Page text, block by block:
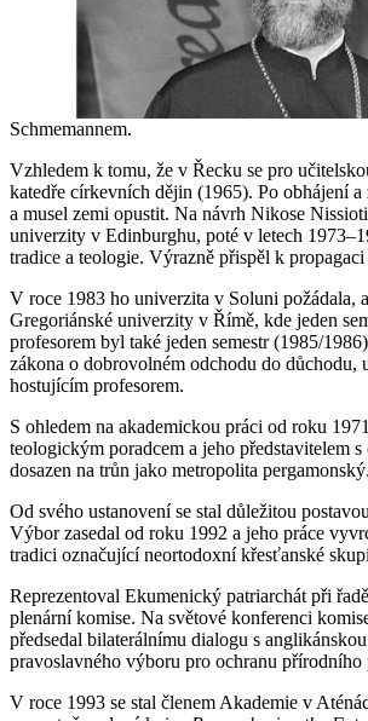
Schmemannem.
Vzhledem k tomu, že v Řecku se pro
katedře církevních dějin (1965). Po obhájení
a musel zemi opustit. Na návrh Nikose
univerzity v Edinburghu, poté v letech
tradice a teologie. Výrazně přispěl k
V roce 1983 ho univerzita v Soluni požádala,
Gregoriánské univerzity v Římě, kde jeden
profesorem byl také jeden semestr (1985/
zákona o dobrovolném odchodu do
hostujícím profesorem.
S ohledem na akademickou práci od roku
teologickým poradcem a jeho představitelem
dosazen na trůn jako metropolita pergamonský.
Od svého ustanovení se stal důležitou
Výbor zasedal od roku 1992 a jeho práce
tradici označující neortodoxní křesťanské
Reprezentoval Ekumenický patriarchát při
plenární komise. Na světové konferenci
předsedal bilaterálnímu dialogu s
pravoslavného výboru pro ochranu
V roce 1993 se stal členem Akademie v